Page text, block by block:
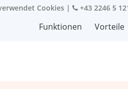
Cookies | +43 2246 5
Funktionen Vorteile